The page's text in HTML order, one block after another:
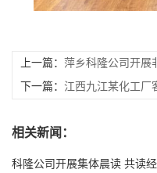
上一篇： 萍乡科隆公司开展
下一篇： 江西九江某化工厂
相关新闻：
科隆公司开展集体晨读 共读